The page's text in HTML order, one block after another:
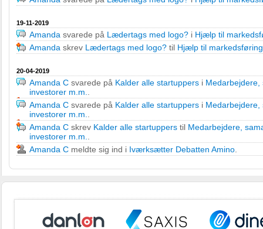
19-11-2019
Amanda svarede på Lædertags med logo? i Hjælp til
Amanda skrev Lædertags med logo? til Hjælp til
20-04-2019
Amanda C svarede på Kalder alle startuppers i
investorer m.m.
Amanda C svarede på Kalder alle startuppers i
investorer m.m.
Amanda C skrev Kalder alle startuppers til Medarbejdere,
investorer m.m.
Amanda C meldte sig ind i Iværksætter Debatten Amino